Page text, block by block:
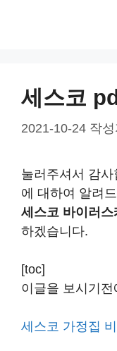
세스코
2021-10-24 작
눌러주셔서 감
에 대하여 알려
세스코 바이러스
하겠습니다.
[toc]
이글을 보시기
세스코 가정집